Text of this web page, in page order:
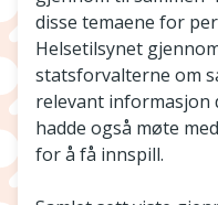
disse temaene for
Helsetilsynet
statsforvalterne om
relevant informasjon
hadde også møte
for å få innspill.